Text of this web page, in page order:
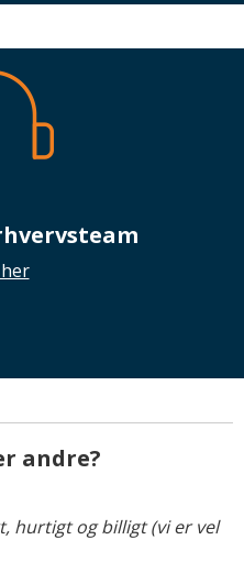
andre?
hurtigt og billigt (vi er vel